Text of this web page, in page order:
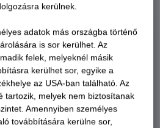
kerülnek.
adatok más országba történő
is sor kerülhet. Az
felek, melyeknél másik
kerülhet sor, egyike a
az USA-ban található. Az
tartozik, melyek nem biztosítanak
Amennyiben személyes
továbbítására kerülne sor,